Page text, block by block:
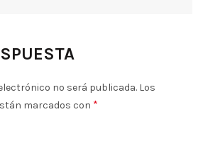
no será publicada. Los
marcados con *